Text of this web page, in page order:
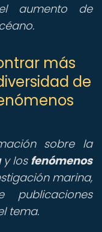
aumento de
más
de
sobre la
y los fenómenos
marina,
tema.